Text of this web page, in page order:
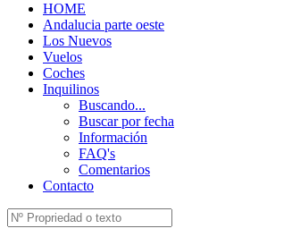
HOME
Andalucia parte oeste
Los Nuevos
Vuelos
Coches
Inquilinos
Buscando...
Buscar por fecha
Información
FAQ's
Comentarios
Contacto